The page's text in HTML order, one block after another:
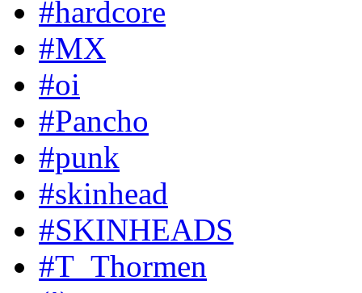
#hardcore
#MX
#oi
#Pancho
#punk
#skinhead
#SKINHEADS
#T_Thormen